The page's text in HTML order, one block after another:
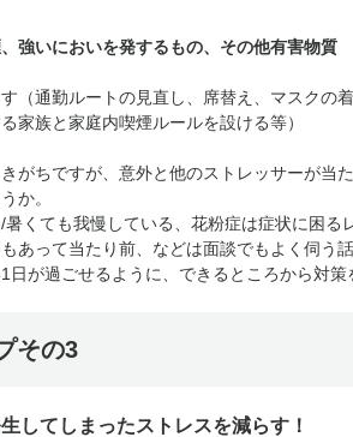
強いにおいを発するもの、その他有害物質
（通勤ルートの見直し、席替え、マスクの着
家族と家庭内喫煙ルールを設ける等）
がちですが、意外と他のストレッサーが当
か。
くても我慢している、花粉症は症状に困る
あって当たり前、などは面談でもよく伺う話
が過ごせるように、できるところから対策
その3
してしまったストレスを減らす！